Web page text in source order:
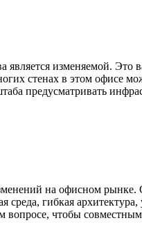
изменяемой. Это
стенах в этом офисе
предусматривать
на офисном
гибкая
вопросе, чтобы